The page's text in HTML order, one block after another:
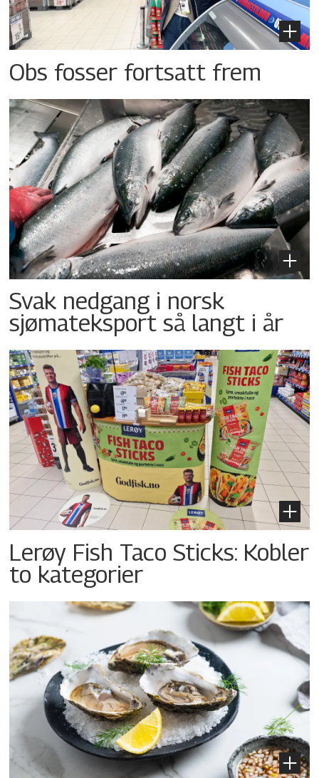
Obs fosser fortsatt frem
Svak nedgang i norsk
sjømateksport så langt i år
Lerøy Fish Taco Sticks: Kobler
to kategorier